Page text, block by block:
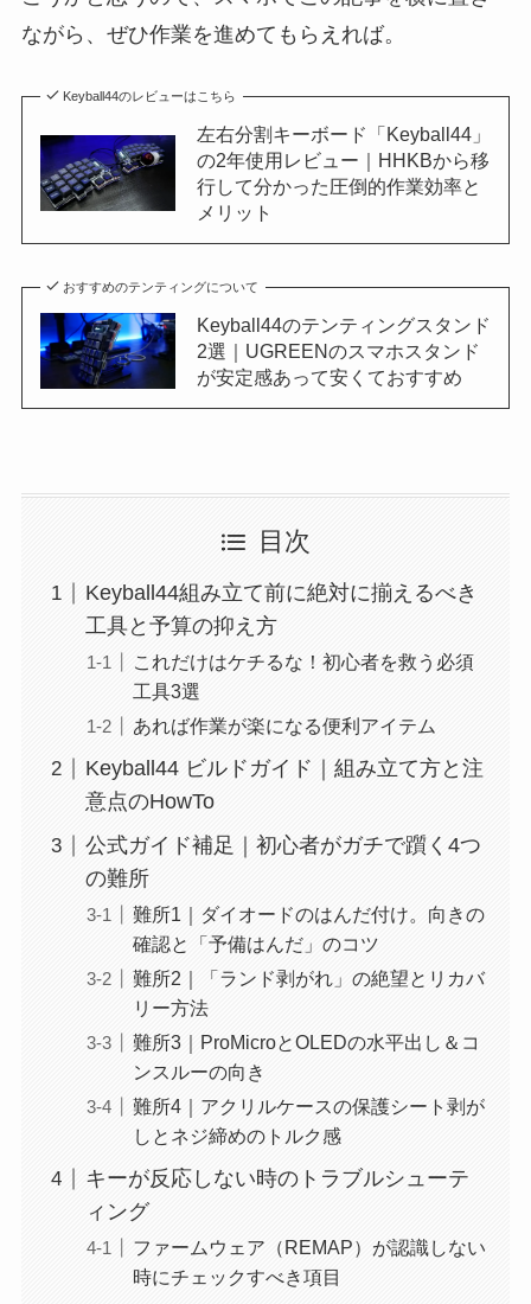
ながら、ぜひ作業を進めてもらえれば。
Keyball44のレビューはこちら
左右分割キーボード「Keyball44」
の2年使用レビュー｜HHKBから移
行して分かった圧倒的作業効率と
メリット
おすすめのテンティングについて
Keyball44のテンティングスタンド
2選｜UGREENのスマホスタンド
が安定感あって安くておすすめ
目次
Keyball44組み立て前に絶対に揃えるべき
工具と予算の抑え方
これだけはケチるな！初心者を救う必須
工具3選
あれば作業が楽になる便利アイテム
Keyball44 ビルドガイド｜組み立て方と注
意点のHowTo
公式ガイド補足｜初心者がガチで躓く4つ
の難所
難所1｜ダイオードのはんだ付け。向きの
確認と「予備はんだ」のコツ
難所2｜「ランド剥がれ」の絶望とリカバ
リー方法
難所3｜ProMicroとOLEDの水平出し＆コ
ンスルーの向き
難所4｜アクリルケースの保護シート剥が
しとネジ締めのトルク感
キーが反応しない時のトラブルシューテ
ィング
ファームウェア（REMAP）が認識しない
時にチェックすべき項目